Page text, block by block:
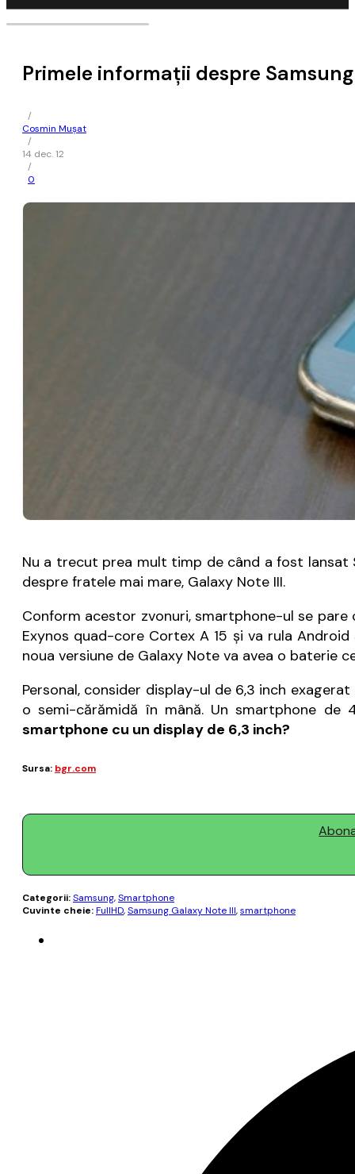
Primele informaţii despre
/
Cosmin Mușat
/
14 dec. 12
/
0
Nu a trecut prea mult timp de când a fost lansat
despre fratele mai mare, Galaxy Note III.
Conform acestor zvonuri, smartphone-ul se pare
Exynos quad-core Cortex A 15 şi va rula
noua versiune de Galaxy Note va avea o baterie
Personal, consider display-ul de 6,3 inch
o semi-cărămidă în mână. Un smartphone
smartphone cu un display de 6,3 inch?
Sursa: bgr.com
Categorii:Samsung,Smartphone
Cuvinte cheie:FullHD,Samsung Galaxy Note III,smartphone